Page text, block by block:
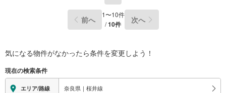
前へ 1〜10件
/10件 次へ
気になる物件がなかったら条件を変更しよう！
現在の検索条件
エリア/路線 奈良県｜桜井線